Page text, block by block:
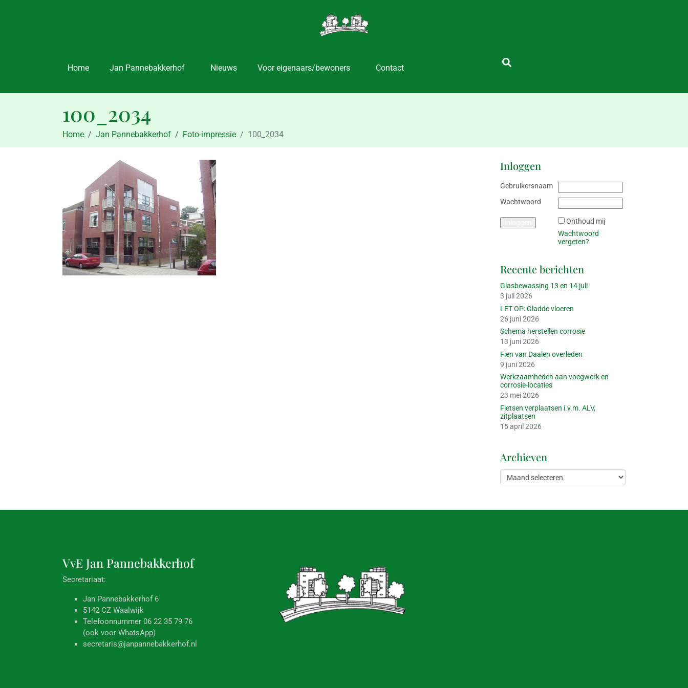
Home Jan Pannebakkerhof Nieuws Voor eigenaars/bewoners Contact
100_2034
Home Jan Pannebakkerhof Foto-impressie 100_2034
Inloggen
Gebruikersnaam
Wachtwoord
Onthoud mij
Wachtwoord
vergeten?
Recente berichten
Glasbewassing 13 en 14 juli
3 juli 2026
LET OP: Gladde vloeren
26 juni 2026
Schema herstellen corrosie
13 juni 2026
Fien van Daalen overleden
9 juni 2026
Werkzaamheden aan voegwerk en
corrosie-locaties
23 mei 2026
Fietsen verplaatsen i.v.m. ALV,
zitplaatsen
15 april 2026
Archieven
VvE Jan Pannebakkerhof
Secretariaat:
Jan Pannebakkerhof 6
5142 CZ Waalwijk
Telefoonnummer 06 22 35 79 76
(ook voor WhatsApp)
secretaris@janpannebakkerhof.nl